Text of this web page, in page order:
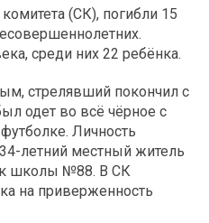
(СК), погибли 15
среди них 22 ребёнка.
стрелявший покончил с
одет во всё чёрное с
Личность
летний местный житель
школы №88. В СК
на приверженность